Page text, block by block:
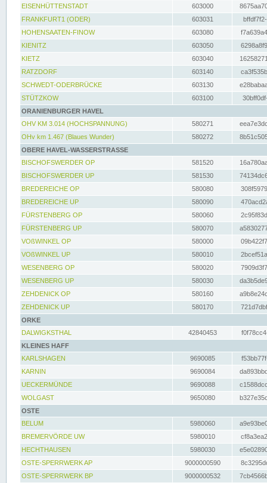
EISENHÜTTENSTADT
603000
FRANKFURT1 (ODER)
603031
HOHENSAATEN-FINOW
603080
KIENITZ
603050
KIETZ
603040
RATZDORF
603140
SCHWEDT-ODERBRÜCKE
603130
STÜTZKOW
603100
ORANIENBURGER HAVEL
OHV KM 3.014 (HOCHSPANNUNG)
580271
OHv km 1.467 (Blaues Wunder)
580272
OBERE HAVEL-WASSERSTRASSE
BISCHOFSWERDER OP
581520
BISCHOFSWERDER UP
581530
BREDEREICHE OP
580080
BREDEREICHE UP
580090
FÜRSTENBERG OP
580060
FÜRSTENBERG UP
580070
VOßWINKEL OP
580000
VOßWINKEL UP
580010
WESENBERG OP
580020
WESENBERG UP
580030
ZEHDENICK OP
580160
ZEHDENICK UP
580170
ORKE
DALWIGKSTHAL
42840453
KLEINES HAFF
KARLSHAGEN
9690085
KARNIN
9690084
UECKERMÜNDE
9690088
WOLGAST
9650080
OSTE
BELUM
5980060
BREMERVÖRDE UW
5980010
HECHTHAUSEN
5980030
OSTE-SPERRWERK AP
9000000590
OSTE-SPERRWERK BP
9000000532